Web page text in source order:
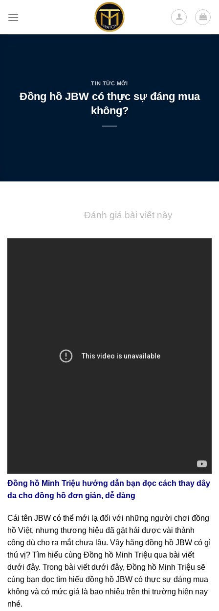
TIN TỨC MỚI
Đồng hồ JBW có thực sự đáng mua
không?
Đánh giá bài viết này
Đồng hồ Minh Triệu hướng dẫn bạn đọc cách thay dây
da cho đồng hồ đơn giản, dễ dàng
Cái tên JBW có thể mới lạ đối với những người chơi đồng
hồ Việt, nhưng thương hiệu đã gặt hái được vài thành
công dù cho ra mắt chưa lâu. Vậy hãng đồng hồ JBW có gì
thú vị? Tìm hiểu cùng Đồng hồ Minh Triệu qua bài viết
dưới đây. Trong bài viết dưới đây, Đồng hồ Minh Triệu sẽ
cùng bạn đọc tìm hiểu đồng hồ JBW có thực sự đáng mua
không và có mức giá là bao nhiêu trên thị trường hiện nay
nhé.